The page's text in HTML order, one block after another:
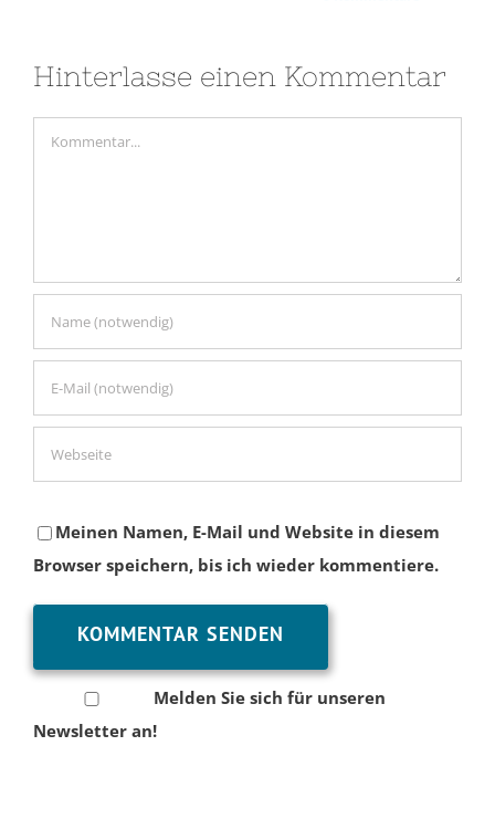
Hinterlasse einen Kommentar
Kommentar
Melden Sie sich für unseren